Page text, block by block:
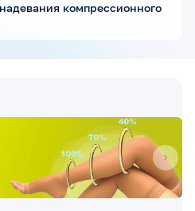
компрессионного